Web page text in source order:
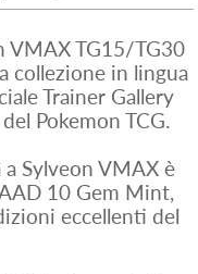
VMAX TG15/TG30
collezione in lingua
Trainer Gallery
Pokemon TCG.
Sylveon VMAX è
10 Gem Mint,
eccellenti del